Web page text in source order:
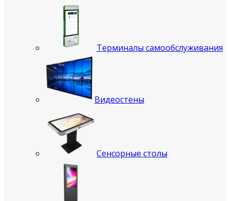
Терминалы самообслуживания
Видеостены
Сенсорные столы